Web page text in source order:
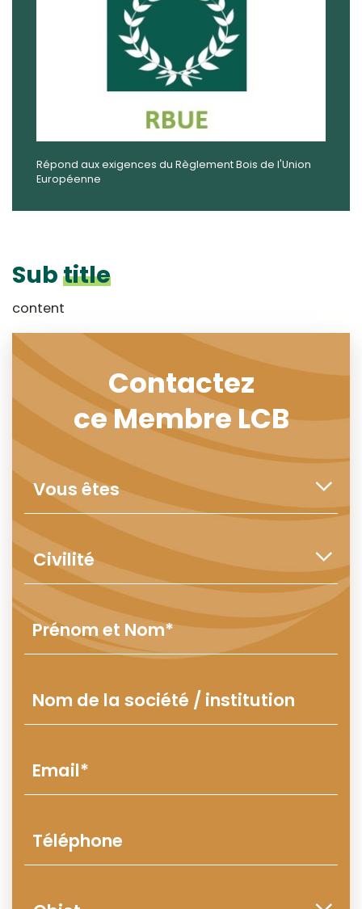
Répond aux exigences du Règlement Bois de l'Union
Européenne
Subtitle
content
Contactez
ce Membre LCB